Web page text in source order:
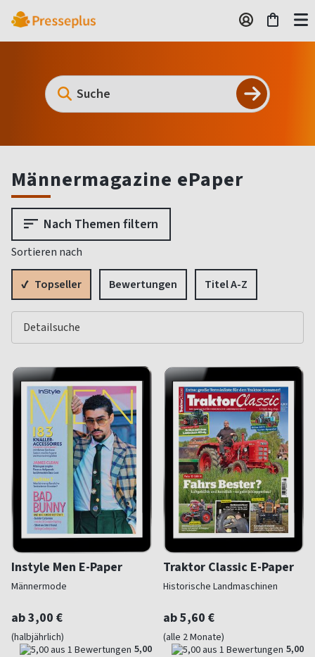
Männermagazine ePaper
Nach Themen filtern
Sortieren nach
Topseller Bewertungen Titel A-Z
Instyle Men E-Paper
Männermode
ab 3,00 €
(halbjährlich)
5,00
Traktor Classic E-Paper
Historische Landmaschinen
ab 5,60 €
(alle 2 Monate)
5,00